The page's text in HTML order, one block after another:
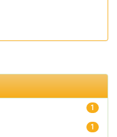
Gabriel
1
1